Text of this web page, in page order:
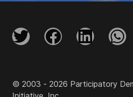
© 2003 - 2026 Participatory